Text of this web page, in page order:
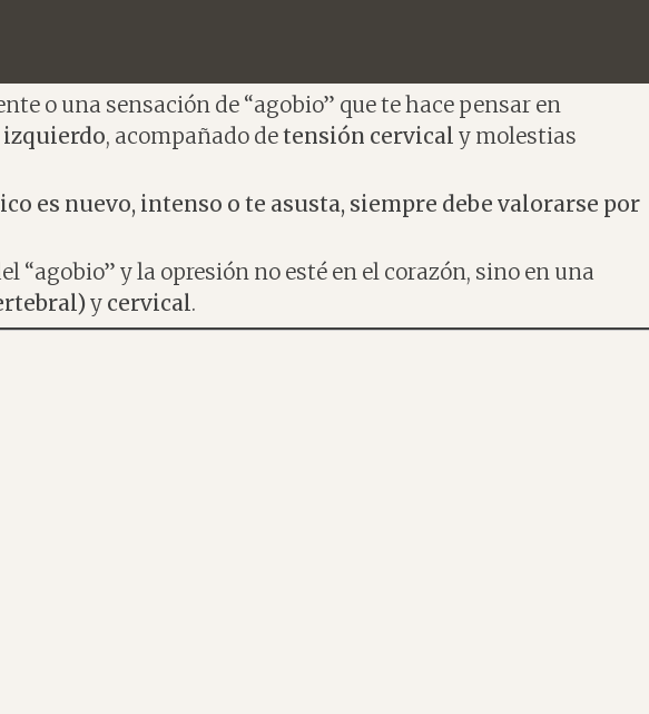
o una sensación de “agobio” que te hace pensar en
izquierdo, acompañado detensión cervical y molestias
es nuevo, intenso o te asusta, siempre debe valorarse por
“agobio” y la opresión no esté en el corazón, sino en una
y cervical.